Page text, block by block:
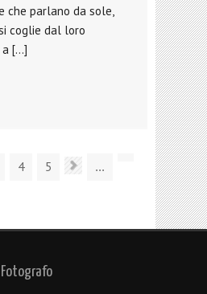
che parlano da sole,
coglie dal loro
a […]
4 5 ...